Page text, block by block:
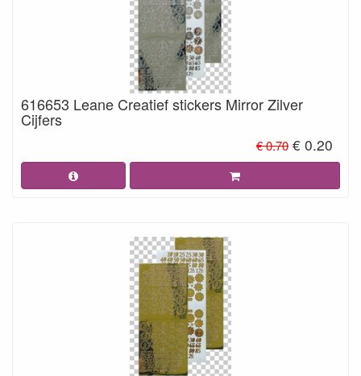
616653 Leane Creatief stickers Mirror Zilver
Cijfers
€ 0.70 € 0.20